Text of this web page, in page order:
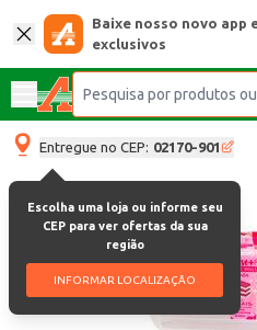
Baixe nosso novo app
exclusivos
Entregue no CEP: 02170-901
Escolha uma loja ou informe seu
CEP para ver ofertas da sua
região
INFORMAR LOCALIZAÇÃO